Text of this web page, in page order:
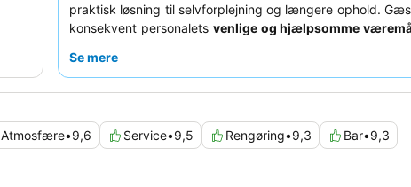
praktisk løsning til selvforplejning og længere ophold.
konsekvent personalets venlige og hjælpsomme
kan du overveje at anmode om et værelse, der vender
Se mere
Atmosfære•9,6 Service•9,5 Rengøring•9,3 Bar•9,3